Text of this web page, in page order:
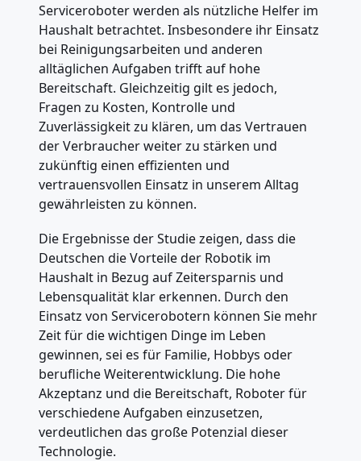
Serviceroboter werden als nützliche Helfer im
Haushalt betrachtet. Insbesondere ihr Einsatz
bei Reinigungsarbeiten und anderen
alltäglichen Aufgaben trifft auf hohe
Bereitschaft. Gleichzeitig gilt es jedoch,
Fragen zu Kosten, Kontrolle und
Zuverlässigkeit zu klären, um das Vertrauen
der Verbraucher weiter zu stärken und
zukünftig einen effizienten und
vertrauensvollen Einsatz in unserem Alltag
gewährleisten zu können.
Die Ergebnisse der Studie zeigen, dass die
Deutschen die Vorteile der Robotik im
Haushalt in Bezug auf Zeitersparnis und
Lebensqualität klar erkennen. Durch den
Einsatz von Servicerobotern können Sie mehr
Zeit für die wichtigen Dinge im Leben
gewinnen, sei es für Familie, Hobbys oder
berufliche Weiterentwicklung. Die hohe
Akzeptanz und die Bereitschaft, Roboter für
verschiedene Aufgaben einzusetzen,
verdeutlichen das große Potenzial dieser
Technologie.